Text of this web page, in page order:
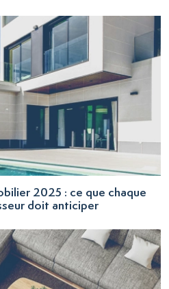
2025 : ce que chaque
doit anticiper